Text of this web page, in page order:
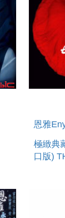
恩雅
極緻典
口版)